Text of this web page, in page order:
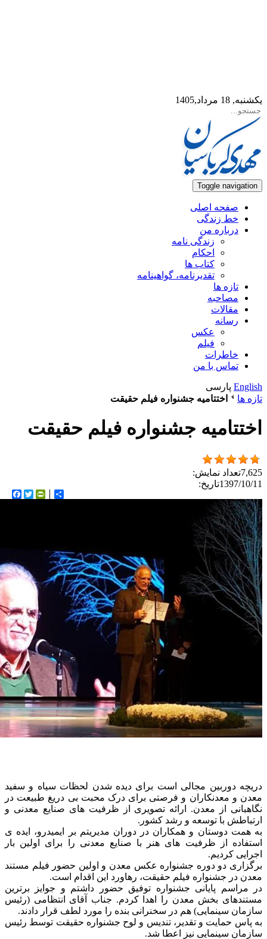
یکشنبه, 18 مرداد,1405
Toggle navigation
صفحه اصلی
خط زندگی
درباره من
زندگی نامه
احکام
کتاب ها
تقدیرنامه، گواهینامه
تازه ها
مصاحبه
مقالات
رسانه
عکس
فیلم
خاطرات
تماس با من
English پارسی
تازه ها
اختتامیه جشنواره فیلم حقیقت
اختتامیه جشنواره فیلم حقیقت
7,625تعداد نمایش:
1397/10/11تاریخ:
Twitter اشتراک
دریچه دوربین مجالی است برای دیده شدن لحظات سیاه و سفید
معدن و معدنکاران و فرصتی برای درک محبت بی دریغ طبیعت در
نگاهبانی از معدن. ارائه تصویری از ظرفیت های صنایع معدنی و
ارتباطش با توسعه و رشد کشور.
به همت دوستان و همکاران در دوران مدیریتم بر ایمیدرو، ایده ی
استفاده از ظرفیت های هنر با صنایع معدنی را برای اولین بار
اجرایی کردیم.
برگزاری دو دوره جشنواره عکس معدن و اولین حضور فیلم مستند
معدن در جشنواره فیلم حقیقت، رهاورد این اقدام است.
در مراسم پایانی جشنواره توفیق حضور داشتم و جوایز برترین
مستندهای بخش معدن را اهدا کردم. جناب آقای انتظامی (رئیس
سازمان سینمایی) هم در سخنرانی بنده را مورد لطف قرار دادند.
به پاس حمایت و تقدیر، تندیس و لوح جشنواره حقیقت توسط رئیس
سازمان سینمایی نیز اعطا شد.